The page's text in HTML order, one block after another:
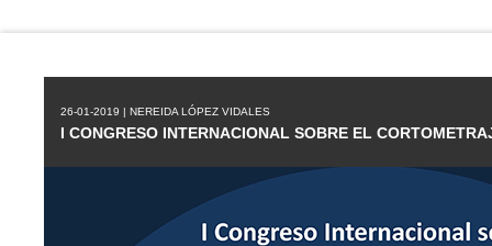
26-01-2019 | NEREIDA LÓPEZ VIDALES
I CONGRESO INTERNACIONAL SOBRE EL